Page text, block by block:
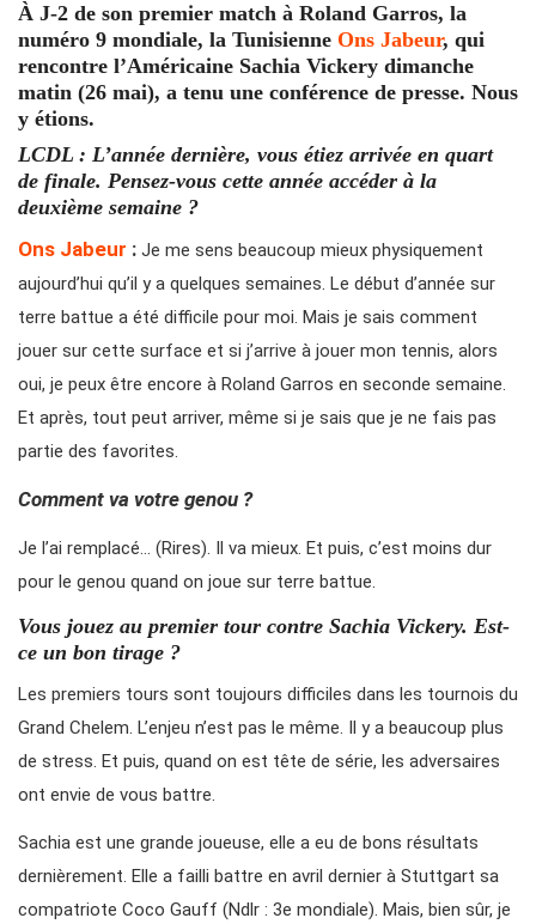
À J-2 de son premier match à Roland Garros, la
numéro 9 mondiale, la Tunisienne Ons Jabeur, qui
rencontre l’Américaine Sachia Vickery dimanche
matin (26 mai), a tenu une conférence de presse. Nous
y étions.
LCDL : L’année dernière, vous étiez arrivée en quart
de finale. Pensez-vous cette année accéder à la
deuxième semaine ?
Ons Jabeur : Je me sens beaucoup mieux physiquement
aujourd’hui qu’il y a quelques semaines. Le début d’année sur
terre battue a été difficile pour moi. Mais je sais comment
jouer sur cette surface et si j’arrive à jouer mon tennis, alors
oui, je peux être encore à Roland Garros en seconde semaine.
Et après, tout peut arriver, même si je sais que je ne fais pas
partie des favorites.
Comment va votre genou ?
Je l’ai remplacé… (Rires). Il va mieux. Et puis, c’est moins dur
pour le genou quand on joue sur terre battue.
Vous jouez au premier tour contre Sachia Vickery. Est-
ce un bon tirage ?
Les premiers tours sont toujours difficiles dans les tournois du
Grand Chelem. L’enjeu n’est pas le même. Il y a beaucoup plus
de stress. Et puis, quand on est tête de série, les adversaires
ont envie de vous battre.
Sachia est une grande joueuse, elle a eu de bons résultats
dernièrement. Elle a failli battre en avril dernier à Stuttgart sa
compatriote Coco Gauff (Ndlr : 3e mondiale). Mais, bien sûr, je